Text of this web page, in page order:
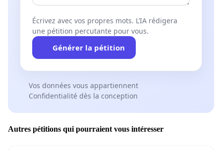
Écrivez avec vos propres mots. L’IA rédigera
une pétition percutante pour vous.
Générer la pétition
Vos données vous appartiennent
Confidentialité dès la conception
Autres pétitions qui pourraient vous intéresser